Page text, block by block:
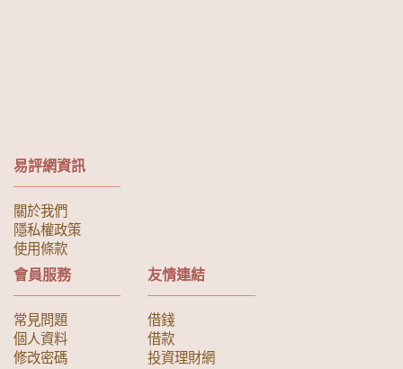
易評網資訊
關於我們
隱私權政策
使用條款
會員服務
常見問題
個人資料
修改密碼
友情連結
借錢
借款
投資理財網